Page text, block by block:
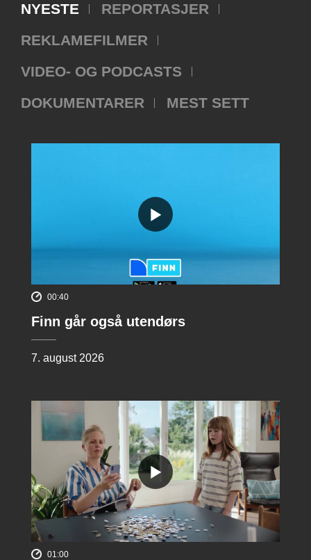
NYESTE
REPORTASJER
REKLAMEFILMER
VIDEO- OG PODCASTS
DOKUMENTARER
MEST SETT
00:40
Finn går også utendørs
7. august 2026
01:00